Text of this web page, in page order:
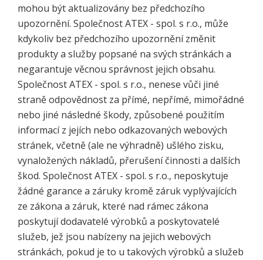
mohou být aktualizovány bez předchozího
upozornění. Společnost ATEX - spol. s r.o., může
kdykoliv bez předchozího upozornění změnit
produkty a služby popsané na svých stránkách a
negarantuje věcnou správnost jejich obsahu.
Společnost ATEX - spol. s r.o., nenese vůči jiné
straně odpovědnost za přímé, nepřímé, mimořádné
nebo jiné následné škody, způsobené použitím
informací z jejích nebo odkazovaných webových
stránek, včetně (ale ne výhradně) ušlého zisku,
vynaložených nákladů, přerušení činnosti a dalších
škod. Společnost ATEX - spol. s r.o., neposkytuje
žádné garance a záruky kromě záruk vyplývajících
ze zákona a záruk, které nad rámec zákona
poskytují dodavatelé výrobků a poskytovatelé
služeb, jež jsou nabízeny na jejich webových
stránkách, pokud je to u takových výrobků a služeb